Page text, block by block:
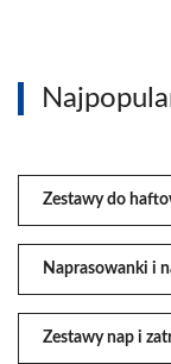
Zestawy do
Naprasowanki i
Zestawy nap i